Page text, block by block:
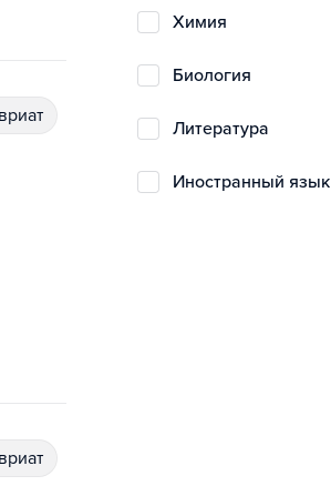
химия
биология
литература
иностранный язык